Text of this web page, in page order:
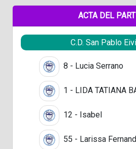
ACTA DEL
C.D. San Pablo
8 - Lucia Serrano
1 - LIDA TATIANA
12 - Isabel
55 - Larissa